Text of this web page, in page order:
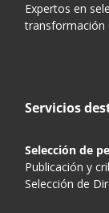
Expertos en
transformación
Servicios
Selección de
Publicación y
Selección de